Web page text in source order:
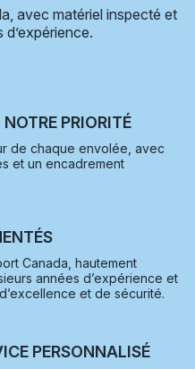
avec matériel inspecté et
d’expérience.
PRIORITÉ
de chaque envolée, avec
et un encadrement
Canada, hautement
années d’expérience et
et de sécurité.
PERSONNALISÉ